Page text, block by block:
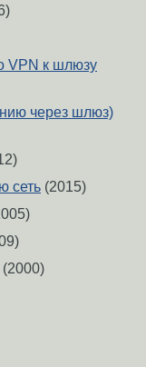
VPN к шлюзу
через шлюз)
сеть (2015)
(2000)